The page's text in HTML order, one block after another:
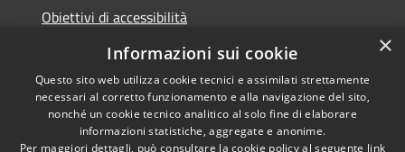
Obiettivi di accessibilità
Piano di miglioramento del sito
Copyright © 2022 -
×
Informazioni sui cookie
Questo sito web utilizza cookie tecnici e assimilati strettamente
necessari al corretto funzionamento e alla navigazione del sito,
nonché un cookie tecnico analitico al solo fine di elaborare
informazioni statistiche, aggregate e anonime.
Per maggiori dettagli, può consultare la cookie policy al seguente link